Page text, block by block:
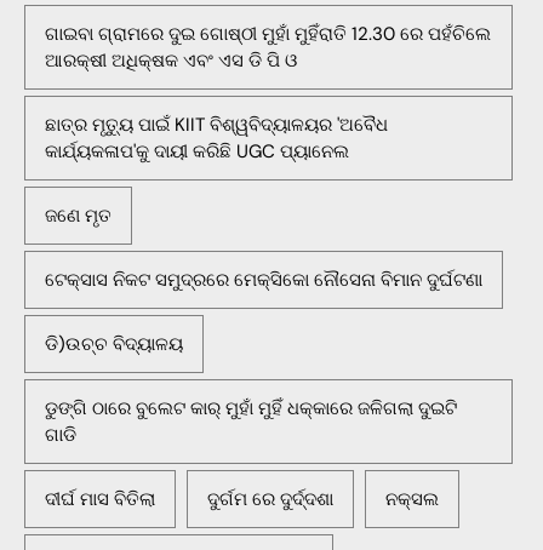
ଗାଇବା ଗ୍ରାମରେ ଦୁଇ ଗୋଷ୍ଠୀ ମୁହାଁ ମୁହିଁରାତି 12.30 ରେ ପହଁଚିଲେ
ଆରକ୍ଷୀ ଅଧିକ୍ଷକ ଏବଂ ଏସ ଡି ପି ଓ
ଛାତ୍ର ମୃତ୍ୟୁ ପାଇଁ KIIT ବିଶ୍ୱବିଦ୍ୟାଳୟର 'ଅବୈଧ
କାର୍ଯ୍ୟକଳାପ'କୁ ଦାୟୀ କରିଛି UGC ପ୍ୟାନେଲ
ଜଣେ ମୃତ
ଟେକ୍ସାସ ନିକଟ ସମୁଦ୍ରରେ ମେକ୍ସିକୋ ନୌସେନା ବିମାନ ଦୁର୍ଘଟଣା
ଡି)ଉଚ୍ଚ ବିଦ୍ୟାଳୟ
ଡୁଙ୍ଗି ଠାରେ ବୁଲେଟ କାର୍ ମୁହାଁ ମୁହିଁ ଧକ୍କାରେ ଜଳିଗଲା ଦୁଇଟି
ଗାଡି
ଦୀର୍ଘ ମାସ ବିତିଲା ଦୁର୍ଗମ ରେ ଦୁର୍ଦ୍ଦଶା ନକ୍ସଲ